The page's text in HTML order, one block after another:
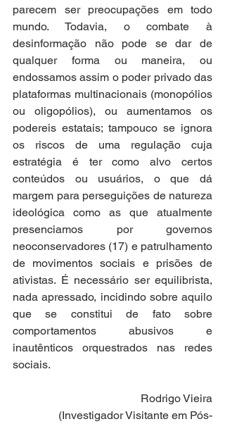
parecem ser preocupações em todo
mundo. Todavia, o combate à
desinformação não pode se dar de
qualquer forma ou maneira, ou
endossamos assim o poder privado das
plataformas multinacionais (monopólios
ou oligopólios), ou aumentamos os
podereis estatais; tampouco se ignora
os riscos de uma regulação cuja
estratégia é ter como alvo certos
conteúdos ou usuários, o que dá
margem para perseguições de natureza
ideológica como as que atualmente
presenciamos por governos
neoconservadores (17) e patrulhamento
de movimentos sociais e prisões de
ativistas. É necessário ser equilibrista,
nada apressado, incidindo sobre aquilo
que se constitui de fato sobre
comportamentos abusivos e
inautênticos orquestrados nas redes
sociais.
Rodrigo Vieira
(Investigador Visitante em Pós-